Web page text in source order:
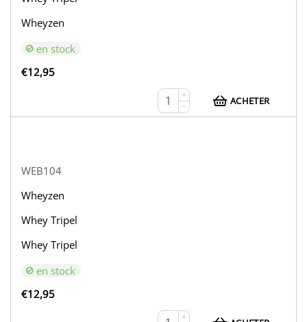
Wheyzen
en stock
€12,95
+
−
ACHETER
WEB104
Wheyzen
Whey Tripel
Whey Tripel
en stock
€12,95
+